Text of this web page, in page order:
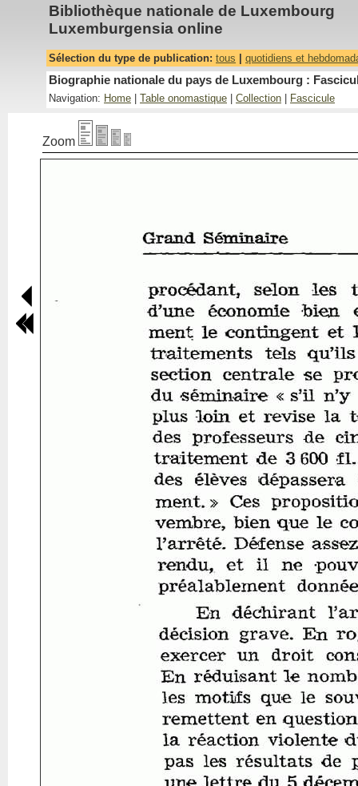
Bibliothèque nationale de Luxembourg
Luxemburgensia online
Sélection du type de publication: tous quotidiens et
Biographie nationale du pays de Luxembourg :
Navigation: Home Table onomastique Collection Fascicule
Zoom